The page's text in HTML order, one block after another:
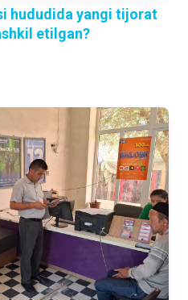
hududida yangi tijorat
etilgan?